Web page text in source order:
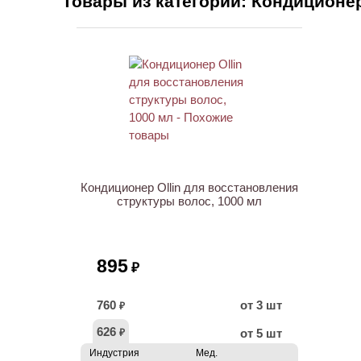
Кондиционер Ollin для восстановления
структуры волос, 1000 мл
895 ₽
760 ₽
от 3 шт
626 ₽ от 5 шт
Индустрия
Мед.